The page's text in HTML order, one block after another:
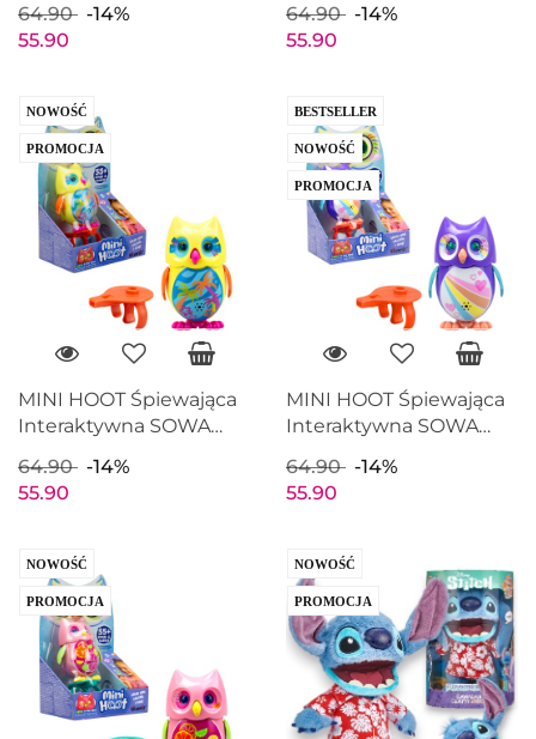
Niebieska
64.90
-14%
55.90
64.90
-14%
55.90
NOWOŚĆ
PROMOCJA
MINI HOOT Śpiewająca
Interaktywna SOWA
64.90
-14%
55.90
BESTSELLER
NOWOŚĆ
PROMOCJA
MINI HOOT Śpiewająca
Interaktywna SOWA
Fioletowa
64.90
-14%
55.90
NOWOŚĆ
PROMOCJA
NOWOŚĆ
PROMOCJA